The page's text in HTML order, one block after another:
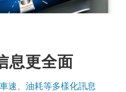
息更全面
速、油耗等多樣化訊息